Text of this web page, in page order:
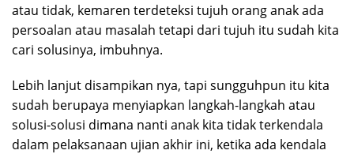
atau tidak, kemaren terdeteksi tujuh orang anak ada
persoalan atau masalah tetapi dari tujuh itu sudah kita
cari solusinya, imbuhnya.
Lebih lanjut disampikan nya, tapi sungguhpun itu kita
sudah berupaya menyiapkan langkah-langkah atau
solusi-solusi dimana nanti anak kita tidak terkendala
dalam pelaksanaan ujian akhir ini, ketika ada kendala